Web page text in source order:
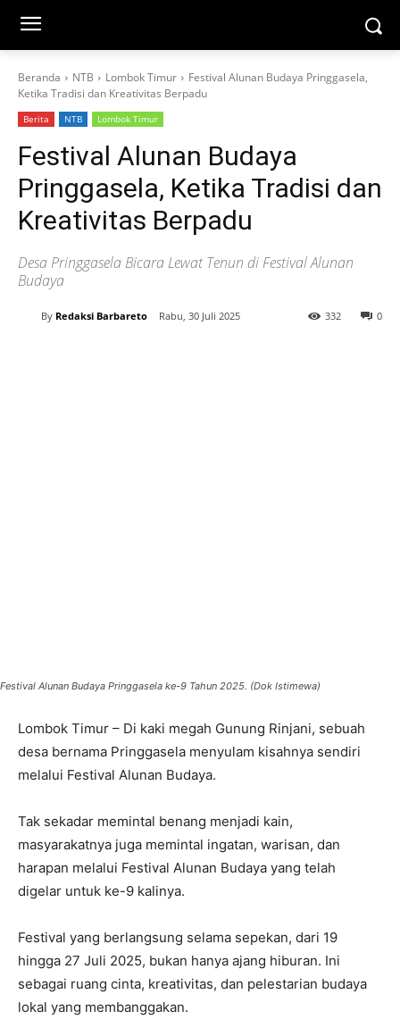
Beranda NTB Lombok Timur
Festival Alunan Budaya Pringgasela,
Ketika Tradisi dan Kreativitas Berpadu
Berita NTB Lombok Timur
Festival Alunan Budaya
Pringgasela, Ketika Tradisi dan
Kreativitas Berpadu
Desa Pringgasela Bicara Lewat Tenun di Festival Alunan
Budaya
By Redaksi Barbareto Rabu, 30 Juli 2025 0
332
Festival Alunan Budaya Pringgasela ke-9 Tahun 2025. (Dok Istimewa)
Lombok Timur – Di kaki megah Gunung Rinjani, sebuah
desa bernama Pringgasela menyulam kisahnya sendiri
melalui Festival Alunan Budaya.
Tak sekadar memintal benang menjadi kain,
masyarakatnya juga memintal ingatan, warisan, dan
harapan melalui Festival Alunan Budaya yang telah
digelar untuk ke-9 kalinya.
Festival yang berlangsung selama sepekan, dari 19
hingga 27 Juli 2025, bukan hanya ajang hiburan. Ini
sebagai ruang cinta, kreativitas, dan pelestarian budaya
lokal yang membanggakan.